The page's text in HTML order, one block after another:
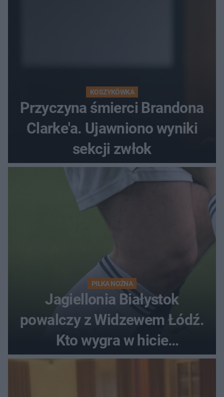
KOSZYKÓWKA
Przyczyna śmierci Brandona
Clarke'a. Ujawniono wyniki
sekcji zwłok
PIŁKA NOŻNA
Jagiellonia Białystok
powalczy z Widzewem Łódź.
Kto wygra w hicie
Ekstraklasy?